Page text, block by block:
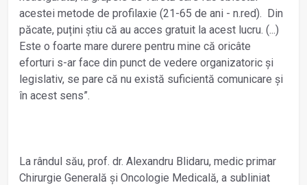
acestei metode de profilaxie (21-65 de ani - n.red). Din
păcate, puțini știu că au acces gratuit la acest lucru. (...)
Este o foarte mare durere pentru mine că oricâte
eforturi s-ar face din punct de vedere organizatoric și
legislativ, se pare că nu există suficientă comunicare și
în acest sens”.
La rândul său, prof. dr. Alexandru Blidaru, medic primar
Chirurgie Generală și Oncologie Medicală, a subliniat